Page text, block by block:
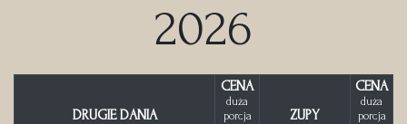
2026
DRUGIE DANIA
CENA
duża
porcja
ZUPY
CENA
duża
porcja